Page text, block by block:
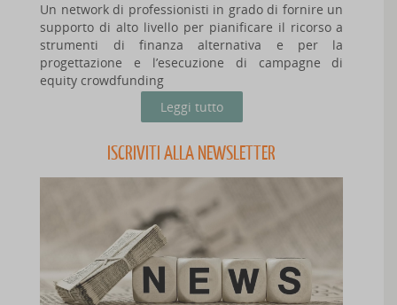
Un network di professionisti in grado di fornire un
supporto di alto livello per pianificare il ricorso a
strumenti di finanza alternativa e per la
progettazione e l’esecuzione di campagne di
equity crowdfunding
Leggi tutto
ISCRIVITI ALLA NEWSLETTER